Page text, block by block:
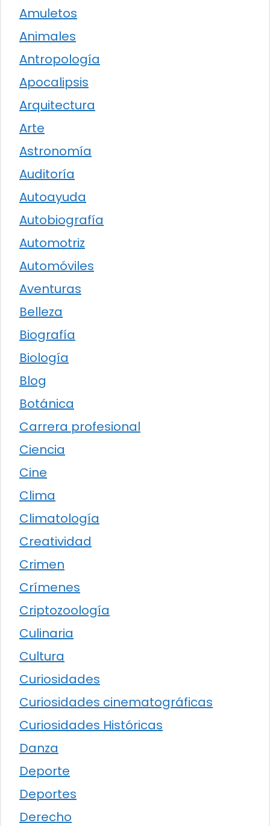
Amuletos
Animales
Antropología
Apocalipsis
Arquitectura
Arte
Astronomía
Auditoría
Autoayuda
Autobiografía
Automotriz
Automóviles
Aventuras
Belleza
Biografía
Biología
Blog
Botánica
Carrera profesional
Ciencia
Cine
Clima
Climatología
Creatividad
Crimen
Crímenes
Criptozoología
Culinaria
Cultura
Curiosidades
Curiosidades cinematográficas
Curiosidades Históricas
Danza
Deporte
Deportes
Derecho